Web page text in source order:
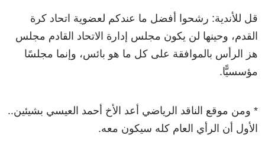
قل للأندية: رشحوا أفضل ما عندكم لعضوية اتحاد كرة
القدم، وحينها لن يكون مجلس إدارة الاتحاد القادم مجلس
هز الرأس بالموافقة على كل ما هو بائس، وإنما مجلسًا
مؤسسيًّا.
* ومن موقع الناقد الرياضي أعد الأخ أحمد العيسي بشيئين..
الأول أن الرأي العام كله سيكون معه.